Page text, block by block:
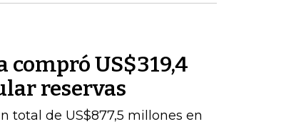
compró US$319,4
reservas
total de US$877,5 millones en